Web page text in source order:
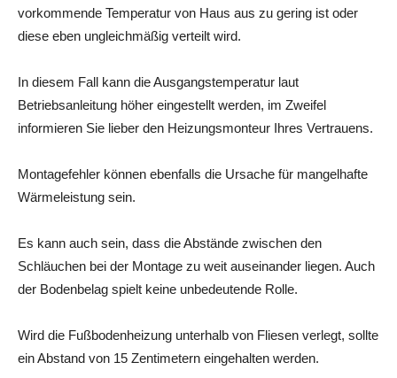
vorkommende Temperatur von Haus aus zu gering ist oder
diese eben ungleichmäßig verteilt wird.
In diesem Fall kann die Ausgangstemperatur laut
Betriebsanleitung höher eingestellt werden, im Zweifel
informieren Sie lieber den Heizungsmonteur Ihres Vertrauens.
Montagefehler können ebenfalls die Ursache für mangelhafte
Wärmeleistung sein.
Es kann auch sein, dass die Abstände zwischen den
Schläuchen bei der Montage zu weit auseinander liegen. Auch
der Bodenbelag spielt keine unbedeutende Rolle.
Wird die Fußbodenheizung unterhalb von Fliesen verlegt, sollte
ein Abstand von 15 Zentimetern eingehalten werden.